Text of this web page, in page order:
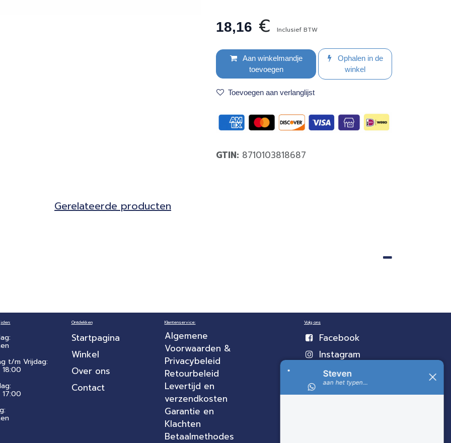
18,16 € Inclusief BTW
Aan winkelmandje
toevoegen
Ophalen in de
winkel
Toevoegen aan verlanglijst
GTIN: 8710103818687
Gerela​teerde producten​
t/m Vrijdag:
Ontdekken
Startpagina
Winkel
Over ons
Contact
Klantenservice:
Algemene
Voorwaarden &
Privacybeleid
Retourbeleid
Levertijd en
verzendkosten
Garantie en
Klachten
Betaalmethodes
Volg ons
Facebook
Instagram